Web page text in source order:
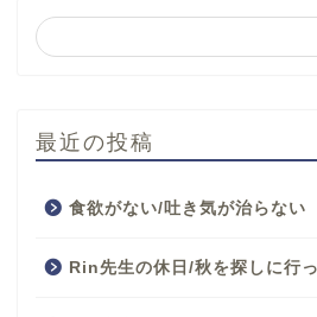
最近の投稿
食欲がない/吐き気が治らな
Rin先生の休日/秋を探しに行